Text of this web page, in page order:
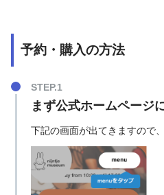
予約・購入の方法
まず公式ホームページ
下記の画面が出てきますので